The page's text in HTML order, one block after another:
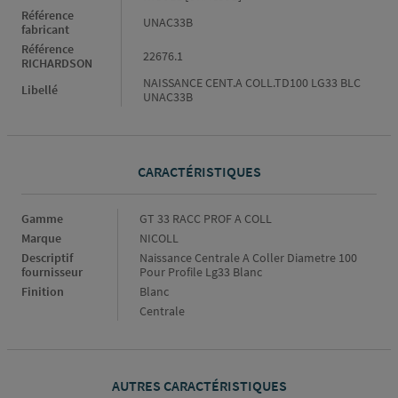
Référence
fabricant
UNAC33B
Référence
RICHARDSON
22676.1
Libellé
NAISSANCE CENT.A COLL.TD100 LG33 BLC
UNAC33B
CARACTÉRISTIQUES
Caractéristiques
Gamme
GT 33 RACC PROF A COLL
Marque
NICOLL
Descriptif
fournisseur
Naissance Centrale A Coller Diametre 100
Pour Profile Lg33 Blanc
Finition
Blanc
Centrale
AUTRES CARACTÉRISTIQUES